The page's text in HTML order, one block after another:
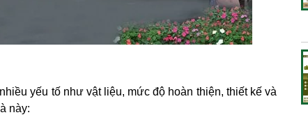
yếu tố như vật liệu, mức độ hoàn thiện, thiết kế và
này: